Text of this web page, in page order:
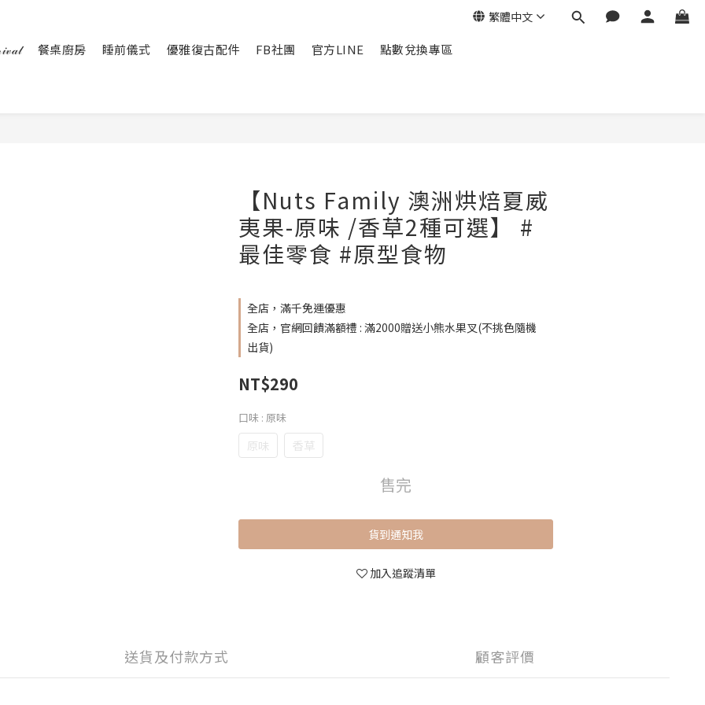
繁體中文
餐桌廚房 睡前儀式 優雅復古配件 FB社團 官方LINE 點數兌換專區
【Nuts Family 澳洲烘焙夏威
夷果-原味 /香草2種可選】 #
最佳零食 #原型食物
全店，滿千免運優惠
全店，官網回饋滿額禮 : 滿2000贈送小熊水果叉(不挑色隨機
出貨)
NT$290
口味 : 原味
原味 香草
售完
貨到通知我
加入追蹤清單
送貨及付款方式 顧客評價